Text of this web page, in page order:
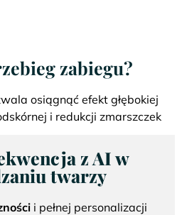
zabiegu?
osiągnąć efekt głębokiej
i redukcji zmarszczek
z AI w
twarzy
i pełnej personalizacji